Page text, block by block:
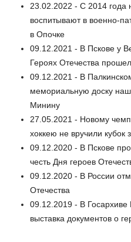
23.02.2022 - С 2014 года
воспитывают в военно-
в Опочке
09.12.2021 - В Пскове у
Героях Отечества
09.12.2021 - В
мемориальную доску
Минину
27.05.2021 - Новому
хоккею не вручили кубок
09.12.2020 - В Пскове
честь Дня героев
09.12.2020 - В России
Отечества
09.12.2019 - В Госархиве
выставка документов о